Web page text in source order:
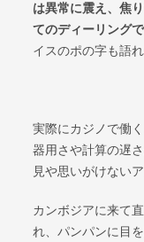
は異常に震え、焦
てのディーリング
イスのポの字も語
実際にカジノで働
器用さや計算の遅
見や思いがけない
カンボジアに来て
れ、パンパンに目